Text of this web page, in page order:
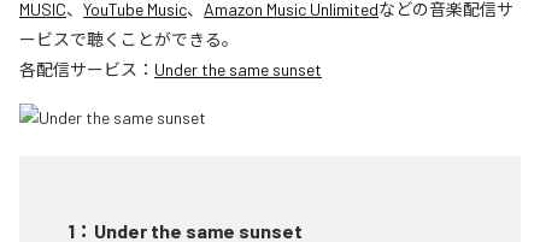
MUSIC、 YouTube Music、 Amazon Music Unlimitedなどの音楽配信サ
ービスで聴くことができる。
各配信サービス： Under the same sunset
1 ： Under the same sunset